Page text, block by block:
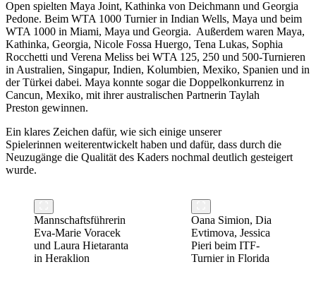
Open spielten Maya Joint, Kathinka von Deichmann und Georgia
Pedone. Beim WTA 1000 Turnier in Indian Wells, Maya und beim
WTA 1000 in Miami, Maya und Georgia. Außerdem waren Maya,
Kathinka, Georgia, Nicole Fossa Huergo, Tena Lukas, Sophia
Rocchetti und Verena Meliss bei WTA 125, 250 und 500-Turnieren
in Australien, Singapur, Indien, Kolumbien, Mexiko, Spanien und in
der Türkei dabei. Maya konnte sogar die Doppelkonkurrenz in
Cancun, Mexiko, mit ihrer australischen Partnerin Taylah
Preston gewinnen.
Ein klares Zeichen dafür, wie sich einige unserer
Spielerinnen weiterentwickelt haben und dafür, dass durch die
Neuzugänge die Qualität des Kaders nochmal deutlich gesteigert
wurde.
Mannschaftsführerin
Eva-Marie Voracek
und Laura Hietaranta
in Heraklion
Oana Simion, Dia
Evtimova, Jessica
Pieri beim ITF-
Turnier in Florida